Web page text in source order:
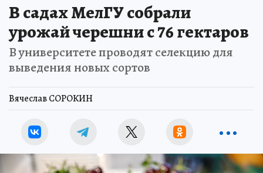
В садах МелГУ собрали
урожай черешни с 76 гектаров
В университете проводят селекцию для
выведения новых сортов
Вячеслав СОРОКИН